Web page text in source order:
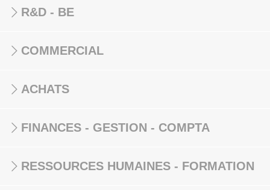
R&D - BE
COMMERCIAL
ACHATS
FINANCES - GESTION - COMPTA
RESSOURCES HUMAINES - FORMATION